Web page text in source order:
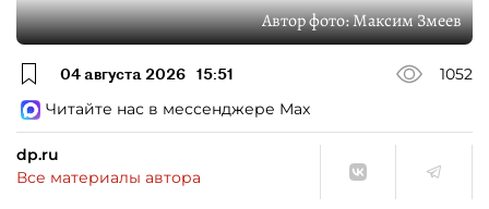
Автор фото:Максим Змеев
04 августа 2026 15:51
1052
Читайте нас в мессенджере Max
dp.ru
Все материалы автора